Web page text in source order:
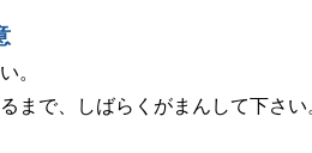
。
まで、しばらくがまんして下さ